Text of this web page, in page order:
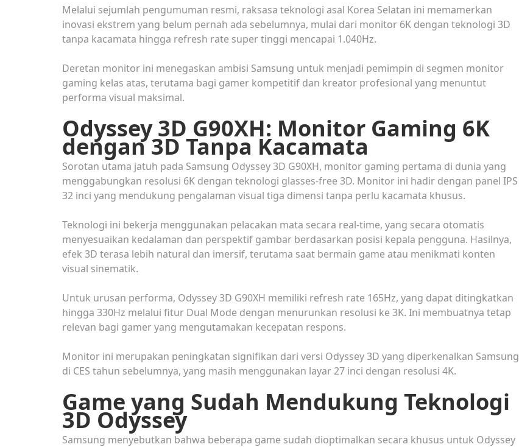
Melalui sejumlah pengumuman resmi, raksasa teknologi asal Korea Selatan ini memamerkan
inovasi ekstrem yang belum pernah ada sebelumnya, mulai dari monitor 6K dengan teknologi 3D
tanpa kacamata hingga refresh rate super tinggi mencapai 1.040Hz.
Deretan monitor ini menegaskan ambisi Samsung untuk menjadi pemimpin di segmen monitor
gaming kelas atas, terutama bagi gamer kompetitif dan kreator profesional yang menuntut
performa visual maksimal.
Odyssey 3D G90XH: Monitor Gaming 6K
dengan 3D Tanpa Kacamata
Sorotan utama jatuh pada Samsung Odyssey 3D G90XH, monitor gaming pertama di dunia yang
menggabungkan resolusi 6K dengan teknologi glasses-free 3D. Monitor ini hadir dengan panel IPS
32 inci yang mendukung pengalaman visual tiga dimensi tanpa perlu kacamata khusus.
Teknologi ini bekerja menggunakan pelacakan mata secara real-time, yang secara otomatis
menyesuaikan kedalaman dan perspektif gambar berdasarkan posisi kepala pengguna. Hasilnya,
efek 3D terasa lebih natural dan imersif, terutama saat bermain game atau menikmati konten
visual sinematik.
Untuk urusan performa, Odyssey 3D G90XH memiliki refresh rate 165Hz, yang dapat ditingkatkan
hingga 330Hz melalui fitur Dual Mode dengan menurunkan resolusi ke 3K. Ini membuatnya tetap
relevan bagi gamer yang mengutamakan kecepatan respons.
Monitor ini merupakan peningkatan signifikan dari versi Odyssey 3D yang diperkenalkan Samsung
di CES tahun sebelumnya, yang masih menggunakan layar 27 inci dengan resolusi 4K.
Game yang Sudah Mendukung Teknologi
3D Odyssey
Samsung menyebutkan bahwa beberapa game sudah dioptimalkan secara khusus untuk Odyssey